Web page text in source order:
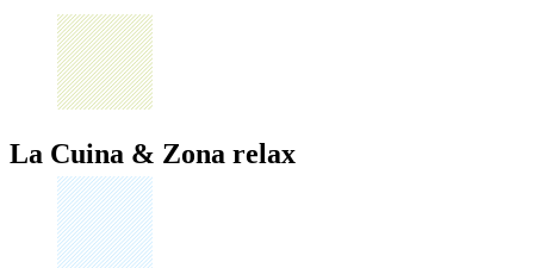
La Cuina & Zona relax